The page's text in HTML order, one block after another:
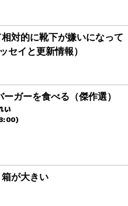
対的に靴下が嫌いになって
セイと更新情報）
ーガーを食べる（傑作選）
い
が大きい